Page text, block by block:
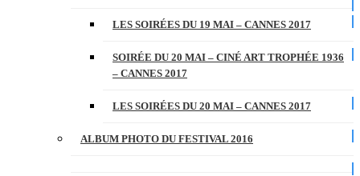
LES SOIRÉES DU 19 MAI – CANNES 2017
SOIRÉE DU 20 MAI – CINÉ ART TROPHÉE 1936
– CANNES 2017
LES SOIRÉES DU 20 MAI – CANNES 2017
ALBUM PHOTO DU FESTIVAL 2016